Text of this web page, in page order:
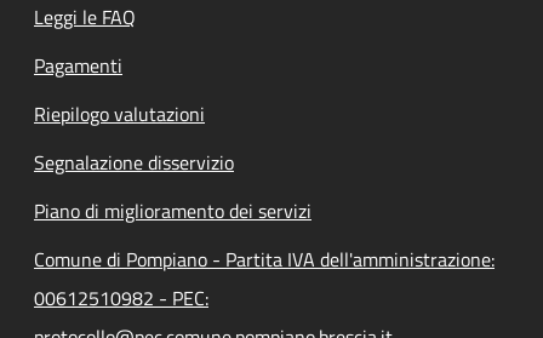
Leggi le FAQ
Pagamenti
Riepilogo valutazioni
Segnalazione disservizio
Piano di miglioramento dei servizi
Comune di Pompiano - Partita IVA dell'amministrazione:
00612510982 - PEC: